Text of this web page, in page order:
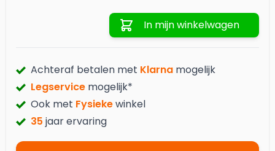
Aantal
In mijn winkelwagen
Achteraf betalen met Klarna mogelijk
Legservice mogelijk*
Ook met Fysiekewinkel
35 jaar ervaring